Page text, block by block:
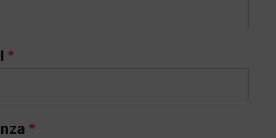
*
*